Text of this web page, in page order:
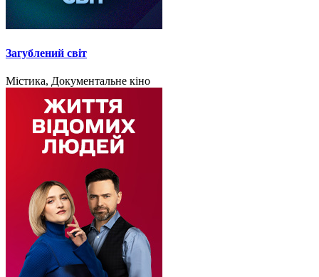
Загублений світ
Містика, Документальне кіно